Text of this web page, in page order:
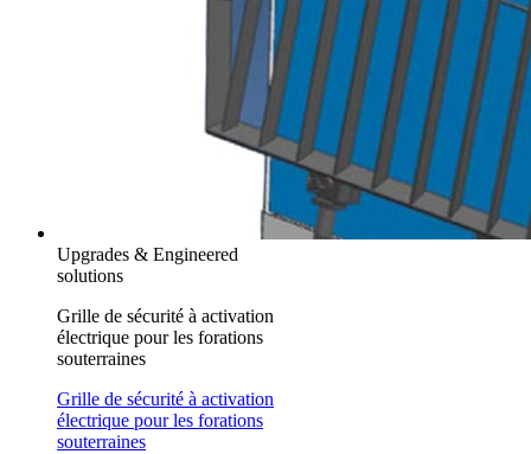
Upgrades & Engineered
solutions
Grille de sécurité à activation
électrique pour les forations
souterraines
Grille de sécurité à activation
électrique pour les forations
souterraines